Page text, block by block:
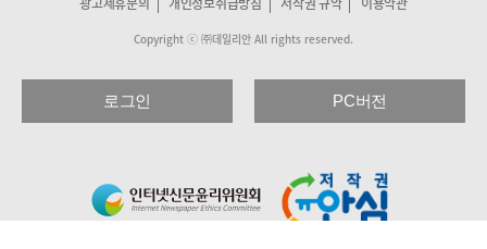
Copyright ⓒ ㈜데일리안 All rights reserved.
로그인 PC버전